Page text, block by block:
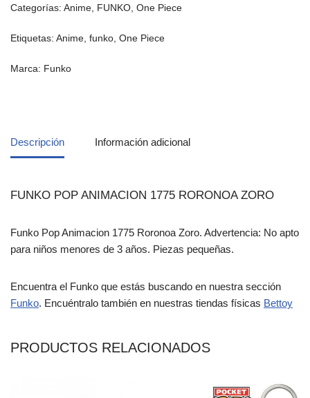
Categorías: Anime FUNKO One Piece
Etiquetas: Anime funko One Piece
Marca: Funko
Descripción Información adicional
FUNKO POP ANIMACION 1775 RORONOA ZORO
Funko Pop Animacion 1775 Roronoa Zoro. Advertencia: No apto
para niños menores de 3 años. Piezas pequeñas.
Encuentra el Funko que estás buscando en nuestra sección
Funko. Encuéntralo también en nuestras tiendas físicas Bettoy
PRODUCTOS RELACIONADOS